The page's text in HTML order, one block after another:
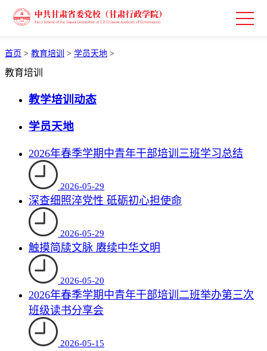
首页 > 教育培训 > 学员天地 >
教育培训
教学培训动态
学员天地
2026年春季学期中青年干部培训三班学习总结
2026-05-29
深查细照淬党性 砥砺初心担使命
2026-05-29
触摸简牍文脉 赓续中华文明
2026-05-20
2026年春季学期中青年干部培训二班举办第三次
班级读书分享会
2026-05-15